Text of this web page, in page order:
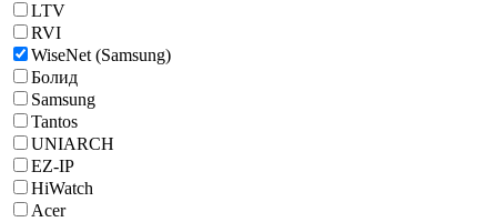
LTV
RVI
WiseNet (Samsung)
Болид
Samsung
Tantos
UNIARCH
EZ-IP
HiWatch
Acer